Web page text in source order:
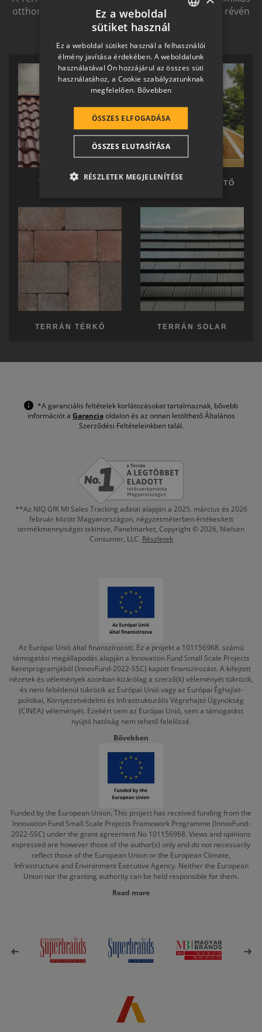
otthon átfogó, egymásra épülő rendszerelemek révén
ölthet formát.
TERRÁN TETŐ TERRÁN KÉSZTETŐ
TERRÁN TÉRKŐ TERRÁN SOLAR
*A garanciális feltételek korlátozásokat tartalmaznak, bővebb
információt a Garanciaoldalon és az onnan letölthető Általános
Szerződési Feltételeinkben talál.
**Az NIQ GfK MI Sales Tracking adatai alapján a 2025. március és 2026
február között Magyarországon, négyzetméterben értékesített
termékmennyiséget tekintve, Panelmarket, Copyright © 2026, Nielsen
Consumer, LLC. Részletek
Az Európai Unió által finanszírozott. Ez a projekt a 101156968. számú
támogatási megállapodás alapján a Innovation Fund Small Scale Projects
Keretprogramjából (InnovFund-2022-SSC) kapott finanszírozást. A kifejtett
nézetek és vélemények azonban kizárólag a szerző(k) véleményét tükrözik,
és nem feltétlenül tükrözik az Európai Unió vagy az Európai Éghajlat-
politikai, Környezetvédelmi és Infrastrukturális Végrehajtó Ügynökség
(CINEA) véleményét. Ezekért sem az Európai Unió, sem a támogatást
nyújtó hatóság nem tehető felelőssé.
Bővebben
Funded by the European Union. This project has received funding from the
Innovation Fund Small Scale Projects Framework Programme (InnovFund-
2022-SSC) under the grant agreement No 101156968. Views and opinions
expressed are however those of the author(s) only and do not necessarily
reflect those of the European Union or the European Climate,
Infrastructure and Environment Executive Agency. Neither the European
Union nor the granting authority can be held responsible for them.
Read more
HUNGARIAN
SLOVAK
GERMAN
ROMANIAN
CROATIAN
SR
RO-HU
Ez a weboldal
sütiket használ
Ez a weboldal sütiket használ a felhasználói
élmény javítása érdekében. A weboldalunk
használatával Ön hozzájárul az összes süti
használatához, a Cookie szabályzatunknak
megfelelően. Bővebben
ÖSSZES ELFOGADÁSA
ÖSSZES ELUTASÍTÁSA
RÉSZLETEK MEGJELENÍTÉSE